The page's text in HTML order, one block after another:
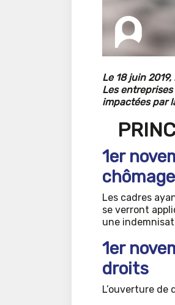
Le 18 juin
Les
impactées par
1er
chômage
Les cadres
se verront
une
1er
droits
L’ouverture de